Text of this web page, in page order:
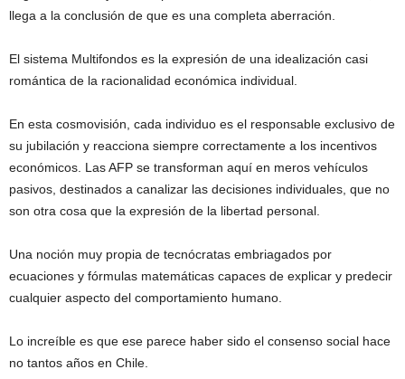
llega a la conclusión de que es una completa aberración.
El sistema Multifondos es la expresión de una idealización casi
romántica de la racionalidad económica individual.
En esta cosmovisión, cada individuo es el responsable exclusivo de
su jubilación y reacciona siempre correctamente a los incentivos
económicos. Las AFP se transforman aquí en meros vehículos
pasivos, destinados a canalizar las decisiones individuales, que no
son otra cosa que la expresión de la libertad personal.
Una noción muy propia de tecnócratas embriagados por
ecuaciones y fórmulas matemáticas capaces de explicar y predecir
cualquier aspecto del comportamiento humano.
Lo increíble es que ese parece haber sido el consenso social hace
no tantos años en Chile.